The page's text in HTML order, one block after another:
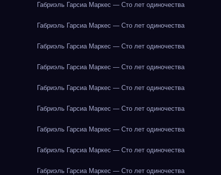
Габриэль Гарсиа Маркес — Сто лет одиночества
Габриэль Гарсиа Маркес — Сто лет одиночества
Габриэль Гарсиа Маркес — Сто лет одиночества
Габриэль Гарсиа Маркес — Сто лет одиночества
Габриэль Гарсиа Маркес — Сто лет одиночества
Габриэль Гарсиа Маркес — Сто лет одиночества
Габриэль Гарсиа Маркес — Сто лет одиночества
Габриэль Гарсиа Маркес — Сто лет одиночества
Габриэль Гарсиа Маркес — Сто лет одиночества